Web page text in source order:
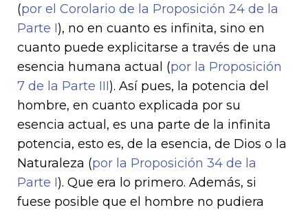
(por el Corolario de la Proposición 24 de la
Parte I), no en cuanto es infinita, sino en
cuanto puede explicitarse a través de una
esencia humana actual (por la Proposición
7 de la Parte III). Así pues, la potencia del
hombre, en cuanto explicada por su
esencia actual, es una parte de la infinita
potencia, esto es, de la esencia, de Dios o la
Naturaleza (por la Proposición 34 de la
Parte I). Que era lo primero. Además, si
fuese posible que el hombre no pudiera